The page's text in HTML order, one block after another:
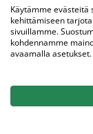
Käytämme evästeitä
kehittämiseen
sivuillamme.
kohdennamme
avaamalla asetukset.